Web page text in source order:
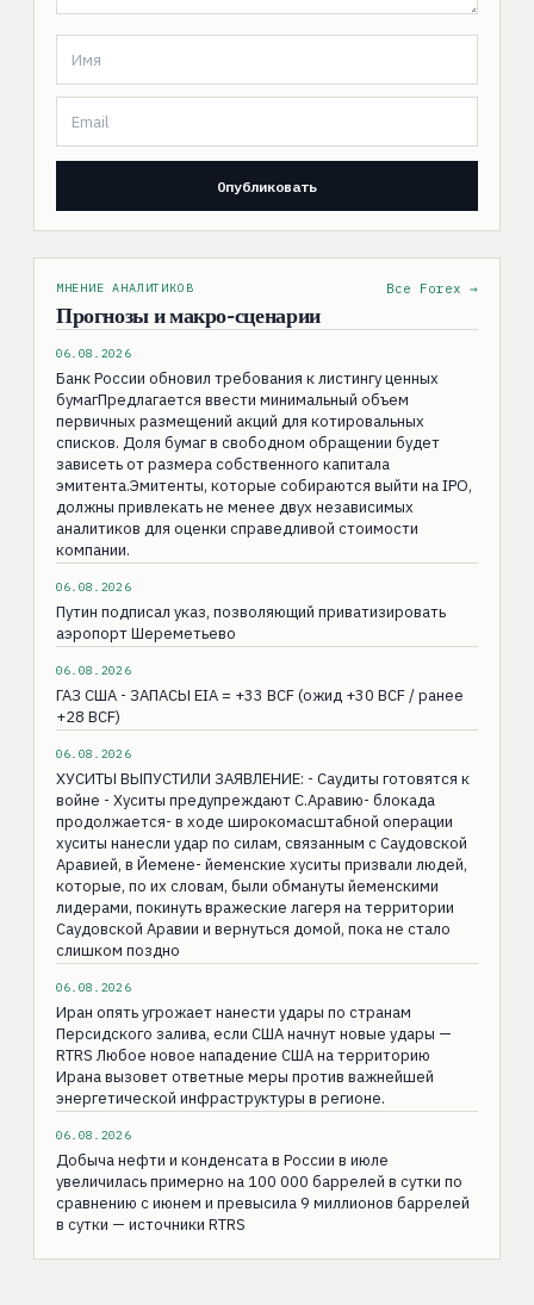
МНЕНИЕ АНАЛИТИКОВ
Прогнозы и макро-сценарии
Все Forex →
06.08.2026
Банк России обновил требования к листингу ценных
бумагПредлагается ввести минимальный объем
первичных размещений акций для котировальных
списков. Доля бумаг в свободном обращении будет
зависеть от размера собственного капитала
эмитента.Эмитенты, которые собираются выйти на IPO,
должны привлекать не менее двух независимых
аналитиков для оценки справедливой стоимости
компании.
06.08.2026
Путин подписал указ, позволяющий приватизировать
аэропорт Шереметьево
06.08.2026
ГАЗ США - ЗАПАСЫ EIA = +33 BCF (ожид +30 BCF / ранее
+28 BCF)
06.08.2026
ХУСИТЫ ВЫПУСТИЛИ ЗАЯВЛЕНИЕ: - Саудиты готовятся к
войне - Хуситы предупреждают С.Аравию- блокада
продолжается- в ходе широкомасштабной операции
хуситы нанесли удар по силам, связанным с Саудовской
Аравией, в Йемене- йеменские хуситы призвали людей,
которые, по их словам, были обмануты йеменскими
лидерами, покинуть вражеские лагеря на территории
Саудовской Аравии и вернуться домой, пока не стало
слишком поздно
06.08.2026
Иран опять угрожает нанести удары по странам
Персидского залива, если США начнут новые удары —
RTRS Любое новое нападение США на территорию
Ирана вызовет ответные меры против важнейшей
энергетической инфраструктуры в регионе.
06.08.2026
Добыча нефти и конденсата в России в июле
увеличилась примерно на 100 000 баррелей в сутки по
сравнению с июнем и превысила 9 миллионов баррелей
в сутки — источники RTRS